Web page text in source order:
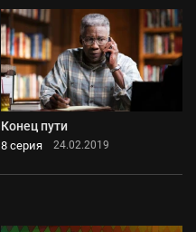
Конец пути
8 серия 24.02.2019